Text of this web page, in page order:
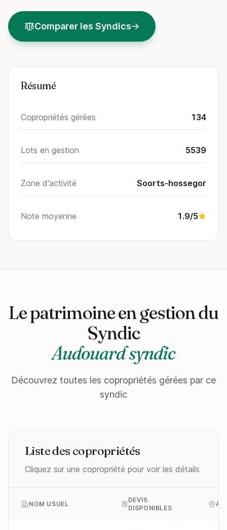
Comparer les Syndics
Résumé
Copropriétés gérées 134
Lots en gestion 5539
Zone d'activité Soorts-hossegor
Note moyenne 1.9/5
Le patrimoine en gestion du
Syndic
Audouard syndic
Découvrez toutes les copropriétés gérées par ce
syndic
Liste des copropriétés
Cliquez sur une copropriété pour voir les détails
NOM USUEL
DEVIS
DISPONIBLES